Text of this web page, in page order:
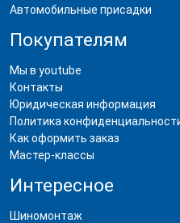
Автомобильные присадки
Покупателям
Мы в youtube
Контакты
Юридическая информация
Политика
Как оформить заказ
Мастер-классы
Интересное
Шиномонтаж